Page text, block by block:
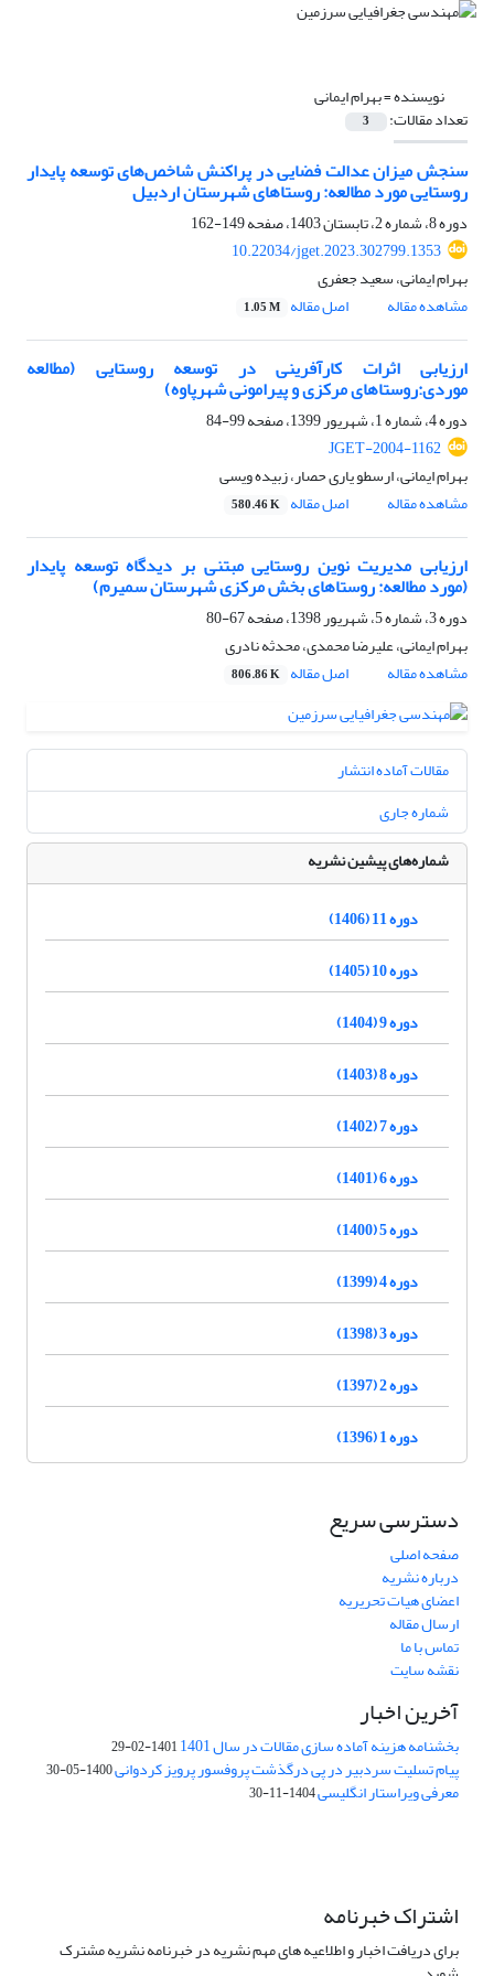
نویسنده =بهرام ایمانی
تعداد مقالات: 3
سنجش میزان عدالت فضایی در پراکنش شاخص‌های توسعه پایدار
روستایی مورد مطالعه: روستاهای شهرستان اردبیل
دوره 8، شماره 2، تابستان 1403، صفحه
149-162
10.22034/jget.2023.302799.1353
بهرام ایمانی، سعید جعفری
مشاهده مقاله
اصل مقاله 1.05 M
ارزیابی اثرات کارآفرینی در توسعه روستایی (مطالعه
موردی:روستاهای مرکزی و پیرامونی شهرپاوه)
دوره 4، شماره 1، شهریور 1399، صفحه
99-84
JGET-2004-1162
بهرام ایمانی، ارسطو یاری حصار، زبیده ویسی
مشاهده مقاله
اصل مقاله 580.46 K
ارزیابی مدیریت نوین روستایی مبتنی بر دیدگاه توسعه پایدار
(مورد مطالعه: روستاهای بخش مرکزی شهرستان سمیرم)
دوره 3، شماره 5، شهریور 1398، صفحه
67-80
بهرام ایمانی، علیرضا محمدی، محدثه نادری
مشاهده مقاله
اصل مقاله 806.86 K
مقالات آماده انتشار
شماره جاری
شماره‌های پیشین نشریه
دوره 11 (1406)
دوره 10 (1405)
دوره 9 (1404)
دوره 8 (1403)
دوره 7 (1402)
دوره 6 (1401)
دوره 5 (1400)
دوره 4 (1399)
دوره 3 (1398)
دوره 2 (1397)
دوره 1 (1396)
دسترسی سریع
صفحه اصلی
درباره نشریه
اعضای هیات تحریریه
ارسال مقاله
تماس با ما
نقشه سایت
آخرین اخبار
بخشنامه هزینه آماده سازی مقالات در سال 1401 1401-02-29
پیام تسلیت سردبیر در پی درگذشت پروفسور پرویز کردوانی1400-05-30
معرفی ویراستار انگلیسی1404-11-30
اشتراک خبرنامه
برای دریافت اخبار و اطلاعیه های مهم نشریه در خبرنامه نشریه مشترک